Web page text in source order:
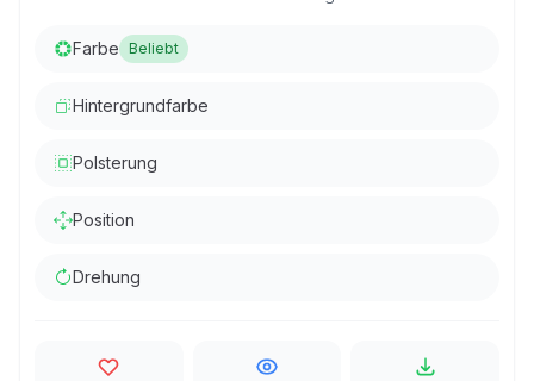
Farbe Beliebt
Hintergrundfarbe
Polsterung
Position
Drehung